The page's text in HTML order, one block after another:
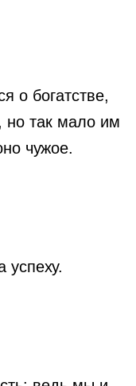
о богатстве,
но так мало им
чужое.